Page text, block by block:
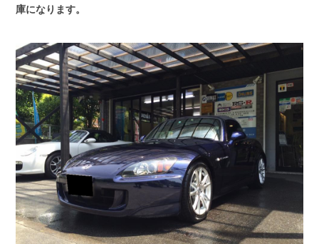
お問い合わせ
庫になります。